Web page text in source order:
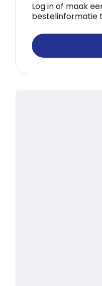
Log in of maak
bestelinformatie